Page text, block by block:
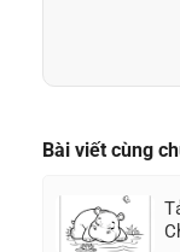
Bài viết cùng